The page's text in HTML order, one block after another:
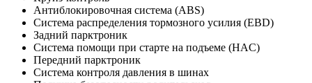
Антиблокировочная система (ABS)
Система распределения тормозного усилия (EBD)
Задний парктроник
Система помощи при старте на подъеме (HAC)
Передний парктроник
Система контроля давления в шинах